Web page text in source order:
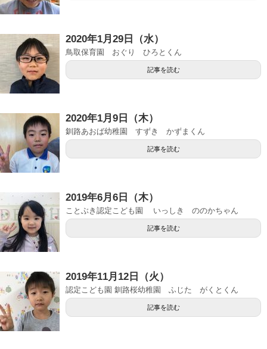
2020年1月29日（水）
鳥取保育園 おぐり ひろとくん
記事を読む
2020年1月9日（木）
釧路あおば幼稚園 すずき かずまくん
記事を読む
2019年6月6日（木）
ことぶき認定こども園 いっしき ののかちゃん
記事を読む
2019年11月12日（火）
認定こども園 釧路桜幼稚園 ふじた がくとくん
記事を読む